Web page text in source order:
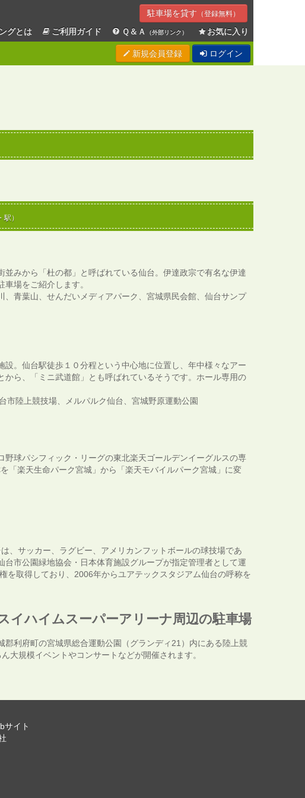
駐車場を貸す （登録無料）
グとは ご利用ガイド Ｑ＆Ａ （外部リンク） お気に入り
新規会員登録 ログイン
）
みから「杜の都」と呼ばれている仙台。伊達政宗で有名な伊達
場をご紹介します。
青葉山、せんだいメディアパーク、宮城県民会館、仙台サンプ
。仙台駅徒歩１０分程という中心地に位置し、年中様々なアー
ら、「ミニ武道館」とも呼ばれているそうです。ホール専用の
市陸上競技場、メルパルク仙台、宮城野原運動公園
球パシフィック・リーグの東北楽天ゴールデンイーグルスの専
「楽天生命パーク宮城」から「楽天モバイルパーク宮城」に変
、サッカー、ラグビー、アメリカンフットボールの球技場であ
市公園緑地協会・日本体育施設グループが指定管理者として運
を取得しており、2006年からユアテックスタジアム仙台の呼称を
イハイムスーパーアリーナ周辺の駐車場
利府町の宮城県総合運動公園（グランディ21）内にある陸上競
大規模イベントやコンサートなどが開催されます。
サイト